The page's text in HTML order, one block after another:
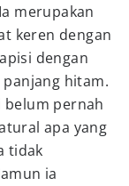
merupakan
keren dengan
dengan
hitam.
belum pernah
apa yang
tidak
ia